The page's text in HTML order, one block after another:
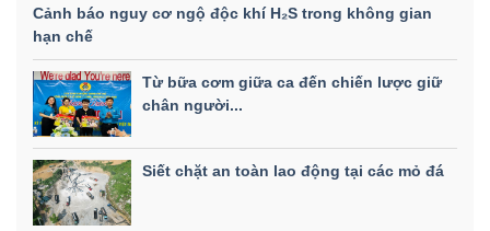
Cảnh báo nguy cơ ngộ độc khí H₂S trong không gian
hạn chế
Từ bữa cơm giữa ca đến chiến lược giữ
chân người...
Siết chặt an toàn lao động tại các mỏ đá